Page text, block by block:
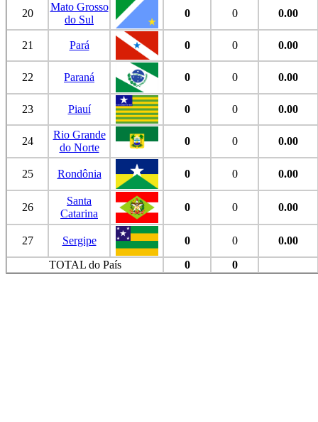
20
Mato Grosso
do Sul
0 0 0.00
21 Pará 0 0 0.00
22 Paraná 0 0 0.00
23 Piauí 0 0 0.00
24
Rio Grande
do Norte
0 0 0.00
25 Rondônia 0 0 0.00
26
Santa
Catarina
0 0 0.00
27 Sergipe 0 0
0.00
TOTAL do País
0 0